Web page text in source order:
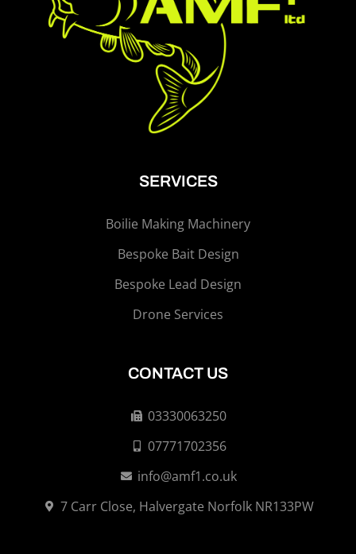
SERVICES
Boilie Making Machinery
Bespoke Bait Design
Bespoke Lead Design
Drone Services
CONTACT US
03330063250
07771702356
info@amf1.co.uk
7 Carr Close, Halvergate Norfolk NR133PW